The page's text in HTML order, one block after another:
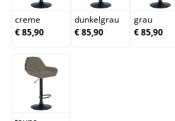
creme
€ 85,90
dunkelgrau
€ 85,90
grau
€ 85,90
taupe